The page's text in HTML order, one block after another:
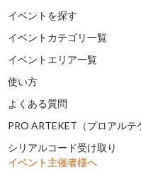
イベントを探す
イベントカテゴリ一覧
イベントエリア一覧
使い方
よくある質問
PRO ARTEKET（プロアルテ
シリアルコード受け取り
イベント主催者様へ